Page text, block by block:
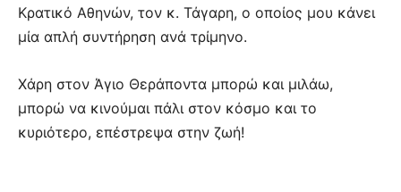
Κρατικό Αθηνών, τον κ. Τάγαρη, ο οποίος μου κάνει
μία απλή συντήρηση ανά τρίμηνο.
Χάρη στον Άγιο Θεράποντα μπορώ και μιλάω,
μπορώ να κινούμαι πάλι στον κόσμο και το
κυριότερο, επέστρεψα στην ζωή!